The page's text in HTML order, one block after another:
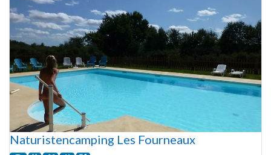
Naturistencamping Les Fourneaux